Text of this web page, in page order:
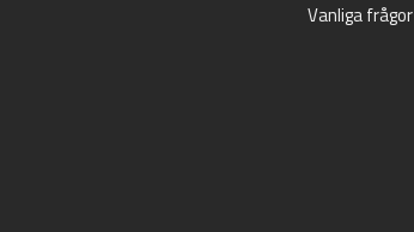
Vanliga frågor